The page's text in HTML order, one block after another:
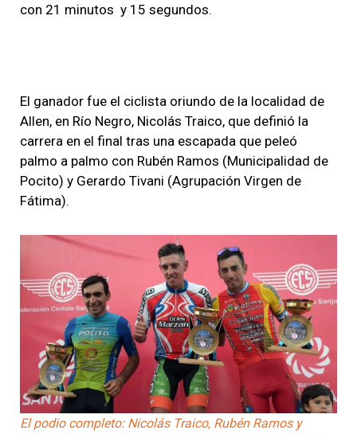
con 21 minutos y 15 segundos.
El ganador fue el ciclista oriundo de la localidad de
Allen, en Río Negro, Nicolás Traico, que definió la
carrera en el final tras una escapada que peleó
palmo a palmo con Rubén Ramos (Municipalidad de
Pocito) y Gerardo Tivani (Agrupación Virgen de
Fátima).
El podio completo: Nicolás Traico, Rubén Ramos y